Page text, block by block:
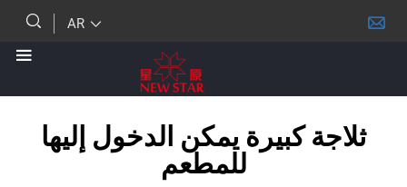
كبيرة يمكن الدخول إليها
للمطعم